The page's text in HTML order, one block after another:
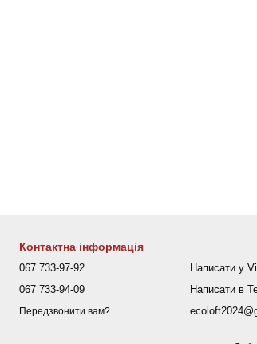
Контактна інформація
067 733-97-92
067 733-94-09
Передзвонити вам?
Написати у
Написати в